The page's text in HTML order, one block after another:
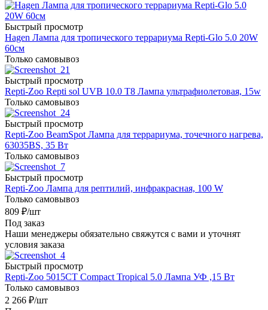
Быстрый просмотр
Hagen Лампа для тропического террариума Repti-Glo 5.0 20W
60см
Только самовывоз
Быстрый просмотр
Repti-Zoo Repti sol UVB 10.0 Т8 Лампа ультрафиолетовая, 15w
Только самовывоз
Быстрый просмотр
Repti-Zoo BeamSpot Лампа для террариума, точечного нагрева,
63035BS, 35 Вт
Только самовывоз
Быстрый просмотр
Repti-Zoo Лампа для рептилий, инфракрасная, 100 W
Только самовывоз
809 ₽/шт
Под заказ
Наши менеджеры обязательно свяжутся с вами и уточнят
условия заказа
Быстрый просмотр
Repti-Zoo 5015CT Compact Tropical 5.0 Лампа УФ ,15 Вт
Только самовывоз
2 266 ₽/шт